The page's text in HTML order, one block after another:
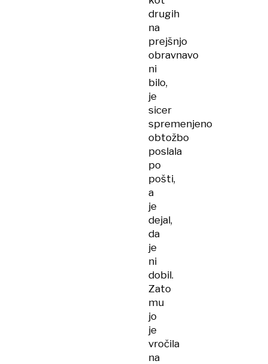
drugih
na
prejšnjo
obravnavo
ni
bilo,
je
sicer
spremenjeno
obtožbo
poslala
po
pošti,
a
je
dejal,
da
je
ni
dobil.
Zato
mu
jo
je
vročila
na